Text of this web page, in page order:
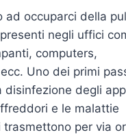
ad occuparci della
negli uffici
computers,
Uno dei primi
disinfezione degli
e le malattie
trasmettono per via